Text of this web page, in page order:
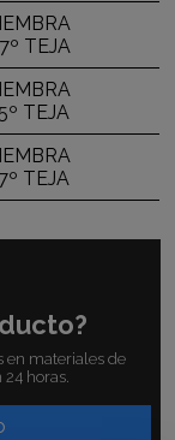
TEJA
TEJA
TEJA
en materiales de
horas.